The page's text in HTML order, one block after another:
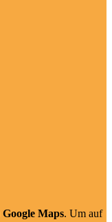
Google Maps. Um auf